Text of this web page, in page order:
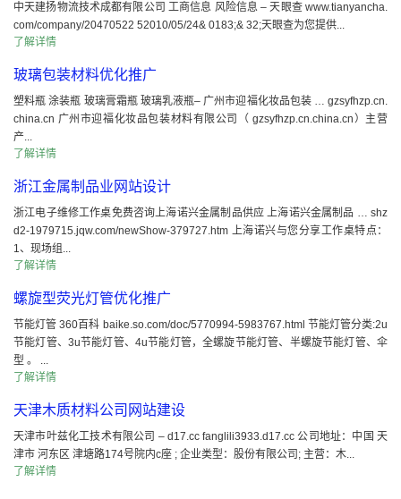
中天建扬物流技术成都有限公司 工商信息 风险信息 – 天眼查 www.tianyancha.
com/company/20470522 52010/05/24& 0183;& 32;天眼查为您提供...
了解详情
玻璃包装材料优化推广
塑料瓶 涂装瓶 玻璃膏霜瓶 玻璃乳液瓶– 广州市迎福化妆品包装 … gzsyfhzp.cn.
china.cn 广州市迎福化妆品包装材料有限公司（ gzsyfhzp.cn.china.cn）主营
产...
了解详情
浙江金属制品业网站设计
浙江电子维修工作桌免费咨询上海诺兴金属制品供应 上海诺兴金属制品 … shz
d2-1979715.jqw.com/newShow-379727.htm 上海诺兴与您分享工作桌特点：
1、现场组...
了解详情
螺旋型荧光灯管优化推广
节能灯管 360百科 baike.so.com/doc/5770994-5983767.html 节能灯管分类:2u
节能灯管、3u节能灯管、4u节能灯管，全螺旋节能灯管、半螺旋节能灯管、伞
型 。 ...
了解详情
天津木质材料公司网站建设
天津市叶兹化工技术有限公司 – d17.cc fanglili3933.d17.cc 公司地址：中国 天
津市 河东区 津塘路174号院内c座 ; 企业类型：股份有限公司; 主营：木...
了解详情